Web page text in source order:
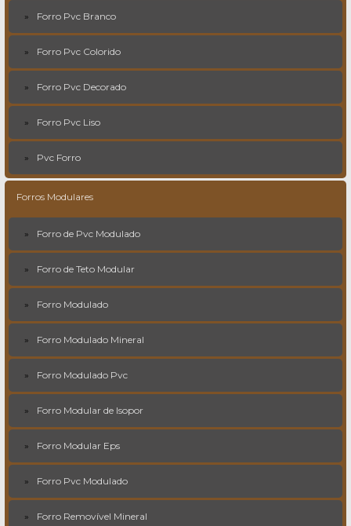
Forro Pvc Branco
Forro Pvc Colorido
Forro Pvc Decorado
Forro Pvc Liso
Pvc Forro
Forros Modulares
Forro de Pvc Modulado
Forro de Teto Modular
Forro Modulado
Forro Modulado Mineral
Forro Modulado Pvc
Forro Modular de Isopor
Forro Modular Eps
Forro Pvc Modulado
Forro Removível Mineral